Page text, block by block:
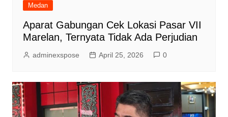
Medan
Aparat Gabungan Cek Lokasi Pasar VII
Marelan, Ternyata Tidak Ada Perjudian
adminexspose April 25, 2026 0